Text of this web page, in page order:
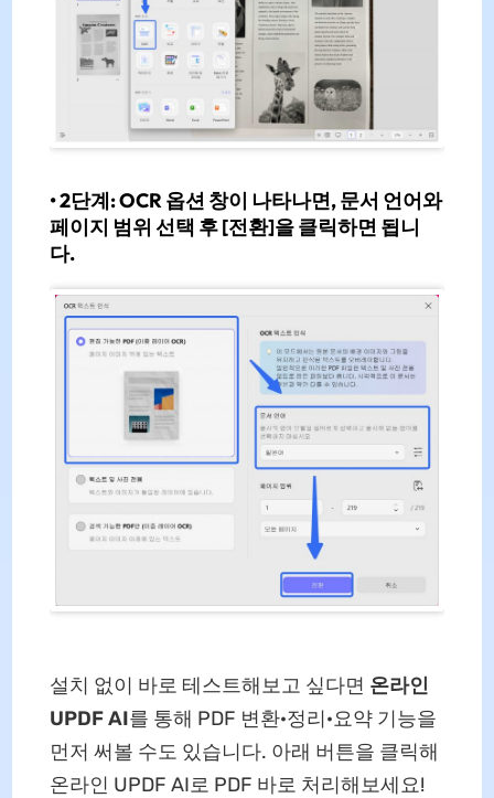
•2단계:OCR 옵션 창이 나타나면,문서 언어와
페이지 범위 선택 후[전환]을 클릭하면 됩니
다.
설치 없이 바로 테스트해보고 싶다면 온라인
UPDF AI를 통해 PDF 변환·정리·요약 기능을
먼저 써볼 수도 있습니다. 아래 버튼을 클릭해
온라인 UPDF AI로 PDF 바로 처리해보세요!